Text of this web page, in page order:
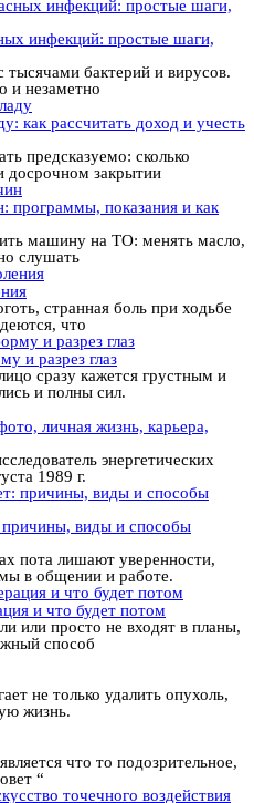
инфекций: простые шаги,
бактерий и вирусов.
и незаметно
как рассчитать доход и учесть
предсказуемо: сколько
досрочном закрытии
программы, показания и как
машину на ТО: менять масло,
слушать
странная боль при ходьбе
что
и разрез глаз
сразу кажется грустным и
и полны сил.
личная жизнь, карьера,
энергетических
1989 г.
причины, виды и способы
пота лишают уверенности,
в общении и работе.
и что будет потом
или просто не входят в планы,
способ
не только удалить опухоль,
жизнь.
что то подозрительное,
“